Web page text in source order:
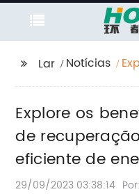
Lar Notícias
Explore os
de
eficiente de
29/09/2023 03:38:14